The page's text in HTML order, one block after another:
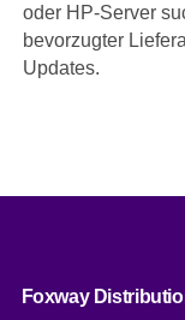
oder HP-Server
bevorzugter
Updates.
Foxway